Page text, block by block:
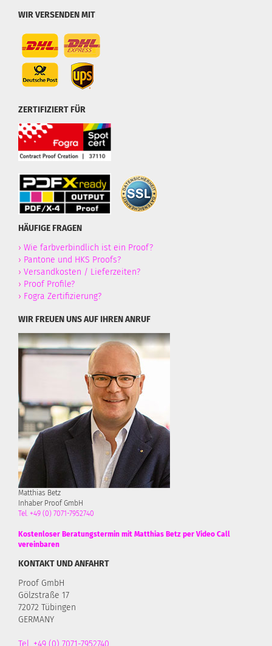
WIR VERSENDEN MIT
ZERTIFIZIERT FÜR
HÄUFIGE FRAGEN
› Wie farbverbindlich ist ein Proof?
› Pantone und HKS Proofs?
› Versandkosten / Lieferzeiten?
› Proof Profile?
› Fogra Zertifizierung?
WIR FREUEN UNS AUF IHREN ANRUF
Matthias Betz
Inhaber Proof GmbH
Tel. +49 (0) 7071-7952740
Kostenloser Beratungstermin mit Matthias Betz per Video Call
vereinbaren
KONTAKT UND ANFAHRT
Proof GmbH
Gölzstraße 17
72072 Tübingen
GERMANY
Tel. +49 (0) 7071-7952740